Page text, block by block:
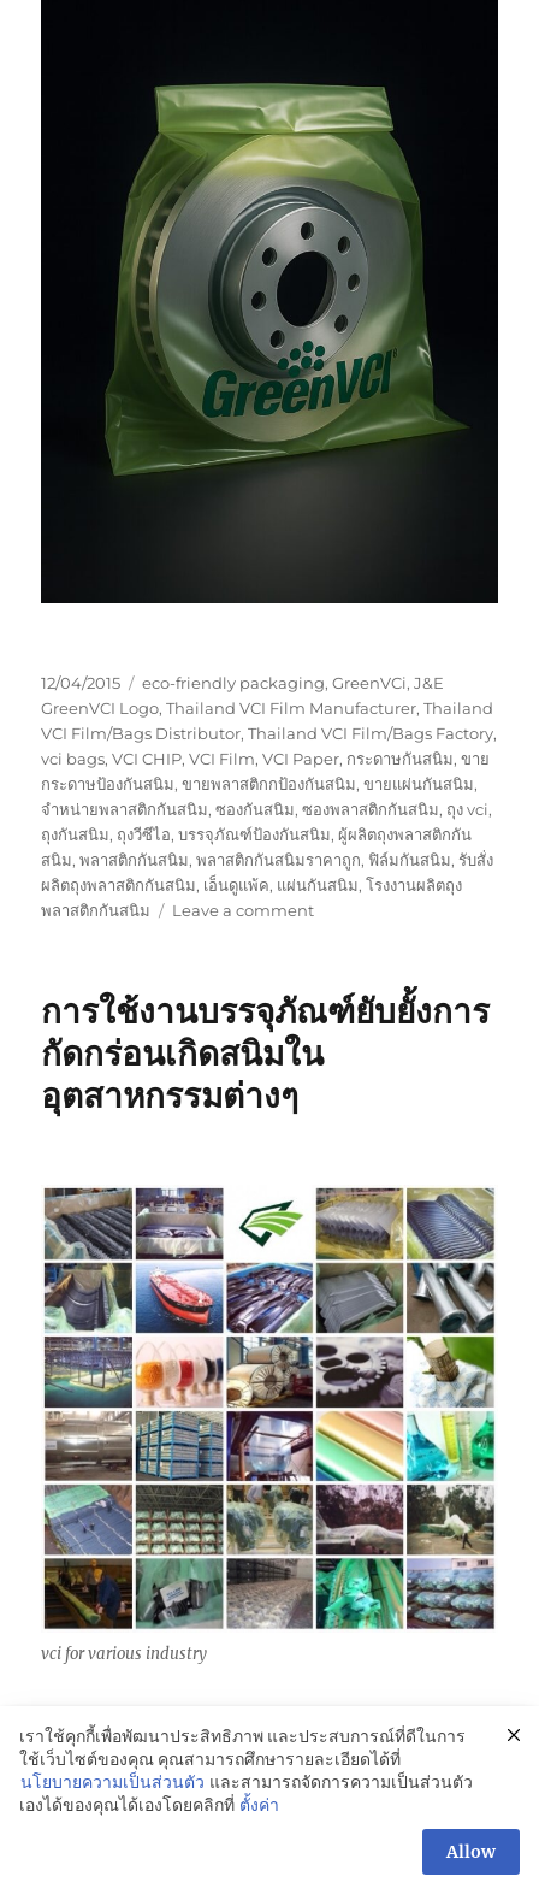
Posted
on
12/04/2015 Tags
eco-friendly packaging,GreenVCi,J&E
GreenVCI Logo,Thailand VCI Film Manufacturer,Thailand
VCI Film/Bags Distributor,Thailand VCI Film/Bags Factory,
vci bags,VCI CHIP,VCI Film,VCI Paper, กระดาษกันสนิม,ขาย
กระดาษป้องกันสนิม,ขายพลาสติกกป้องกันสนิม,ขายแผ่นกันสนิม,
จำหน่ายพลาสติกกันสนิม,ซองกันสนิม,ซองพลาสติกกันสนิม, ถุง vci,
ถุงกันสนิม, ถุงวีซีไอ,บรรจุภัณฑ์ป้องกันสนิม, ผู้ผลิตถุงพลาสติกกัน
สนิม,พลาสติกกันสนิม,พลาสติกกันสนิมราคาถูก, ฟิล์มกันสนิม,รับสั่ง
ผลิตถุงพลาสติกกันสนิม, เอ็นดูแพ้ค, แผ่นกันสนิม,โรงงานผลิตถุง
พลาสติกกันสนิม
Leave a commenton
(Thailand)
การใช้งานบรรจุภัณฑ์ยับยั้งการ
กัดกร่อนเกิดสนิมใน
อุตสาหกรรมต่างๆ
vci for various industry
การใช้งานบรรจุภัณฑ์ยับยั้งการ
กัดกร่อนเกิดสนิมใน
เราใช้คุกกี้เพื่อพัฒนาประสิทธิภาพ และประสบการณ์ที่ดีในการ
ใช้เว็บไซต์ของคุณ คุณสามารถศึกษารายละเอียดได้ที่
นโยบายความเป็นส่วนตัว และสามารถจัดการความเป็นส่วนตัว
เองได้ของคุณได้เองโดยคลิกที่ ตั้งค่า
Allow